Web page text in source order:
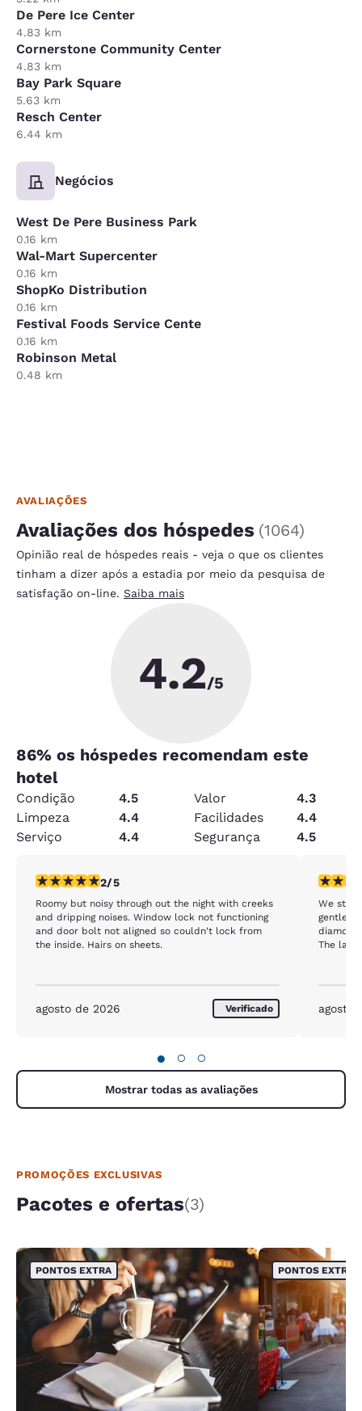
De Pere Ice Center
4.83 km
Cornerstone Community Center
4.83 km
Bay Park Square
5.63 km
Resch Center
6.44 km
Negócios
West De Pere Business Park
0.16 km
Wal-Mart Supercenter
0.16 km
ShopKo Distribution
0.16 km
Festival Foods Service Cente
0.16 km
Robinson Metal
0.48 km
AVALIAÇÕES
Avaliações dos hóspedes (1064)
Opinião real de hóspedes reais - veja o que os clientes
tinham a dizer após a estadia por meio da pesquisa de
satisfação on-line. Saiba mais
4.2/5
86% os hóspedes recomendam este
hotel
Condição 4.5 Valor
4.3
Limpeza
4.4 Facilidades
4.4
Serviço
4.4 Segurança 4.5
classificação 2 estrelas. Razoável. 1 avaliação
2/5
Roomy but noisy through out the night with creeks
and dripping noises. Window lock not functioning
and door bolt not aligned so couldn't lock from
the inside. Hairs on sheets.
agosto de 2026 Verificado
We
diamond
The
agosto
● ○ ○
Mostrar todas as avaliações
PROMOÇÕES EXCLUSIVAS
Pacotes e ofertas(3)
PONTOS EXTRA PONTOS EXTRA